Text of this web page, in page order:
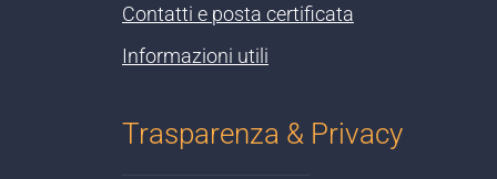
Contatti e posta certificata
Informazioni utili
Trasparenza & Privacy